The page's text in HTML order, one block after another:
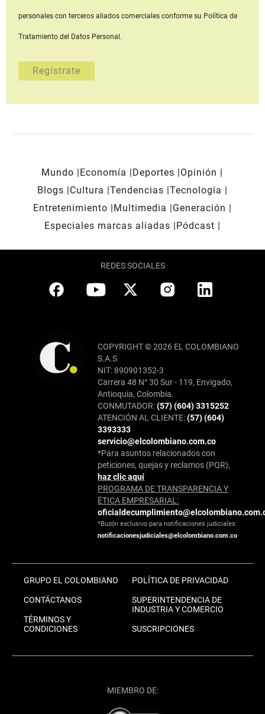
personales con terceros aliados comerciales conforme su Política de
Tratamiento del Datos Personal.
Mundo Economía Deportes
Opinión
Blogs
Cultura Tendencias Tecnología
Entretenimiento
Multimedia
Generación
Especiales marcas aliadas
Pódcast
REDES SOCIALES
COPYRIGHT © 2026 EL COLOMBIANO
S.A.S
NIT: 890901352-3
Carrera 48 N° 30 Sur - 119, Envigado,
Antioquia, Colombia.
CONMUTADOR:(57) (604) 3315252
ATENCIÓN AL CLIENTE:(57) (604)
3393333
servicio@elcolombiano.com.co
*Para asuntos relacionados con
peticiones, quejas y reclamos (PQR),
haz clic aquí
PROGRAMA DE TRANSPARENCIA Y
ÉTICA EMPRESARIAL:
*Buzón exclusivo para notificaciones judiciales:
notificacionesjudiciales@elcolombiano.com.co
GRUPO EL COLOMBIANO
CONTÁCTANOS
TÉRMINOS Y
CONDICIONES
POLÍTICA DE PRIVACIDAD
SUPERINTENDENCIA DE
INDUSTRIA Y COMERCIO
SUSCRIPCIONES
MIEMBRO DE: